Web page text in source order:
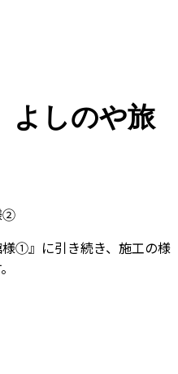
しのや旅
②
①』に引き続き、施工の様